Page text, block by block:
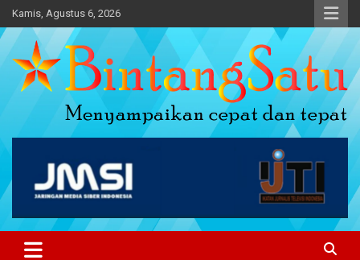
Skip
to
content
Kamis, Agustus 6, 2026
Portal Berita Nasional dan
Regional